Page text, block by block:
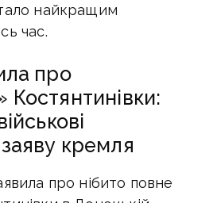
найкращим
час.
про
Костянтинівки:
кремля
про нібито повне